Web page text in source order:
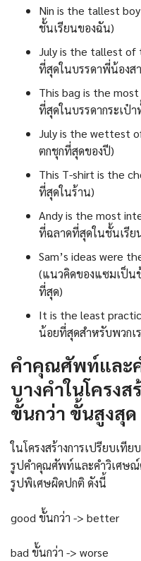
Nin is the tallest
ชั้นเรียนของฉัน)
July is the tallest
ที่สุดในบรรดาพี่น้องส
This bag is the
ที่สุดในบรรดากระเป๋
July is the wettest
ตกชุกที่สุดของปี)
This T-shirt is the
ที่สุดในร้าน)
Andy is the most
ที่ฉลาดที่สุดในชั้นเรีย
Sam’s ideas were
(แนวคิดของแซมเป็น
ที่สุด)
It is the least
น้อยที่สุดสำหรับพวกเ
คำคุณศัพท์และ
บางคำในโครงส
ขั้นกว่า ขั้นสูงสุด
ในโครงสร้างการเปรียบเที
รูปคำคุณศัพท์และคำวิเศษ
รูปพิเศษผิดปกติ ดังนี้
good ขั้นกว่า -> better
bad ขั้นกว่า -> worse